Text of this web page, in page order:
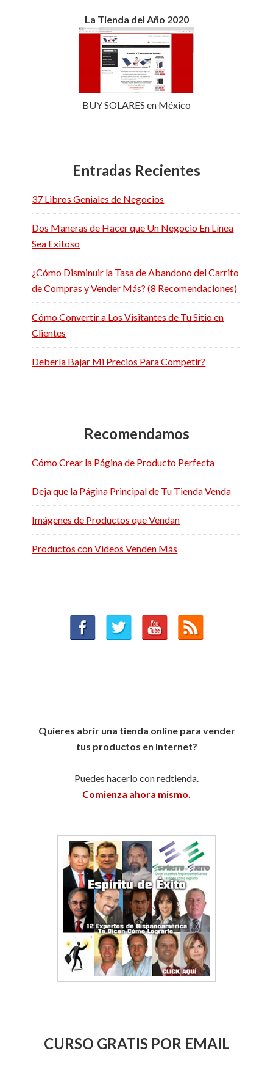
La Tienda del Año 2020
BUY SOLARES en México
Entradas Recientes
37 Libros Geniales de Negocios
Dos Maneras de Hacer que Un Negocio En Línea
Sea Exitoso
¿Cómo Disminuir la Tasa de Abandono del Carrito
de Compras y Vender Más? (8 Recomendaciones)
Cómo Convertir a Los Visitantes de Tu Sitio en
Clientes
Debería Bajar Mi Precios Para Competir?
Recomendamos
Cómo Crear la Página de Producto Perfecta
Deja que la Página Principal de Tu Tienda Venda
Imágenes de Productos que Vendan
Productos con Videos Venden Más
Quieres abrir una tienda online para vender
tus productos en Internet?
Puedes hacerlo con redtienda.
Comienza ahora mismo.
CURSO GRATIS POR EMAIL